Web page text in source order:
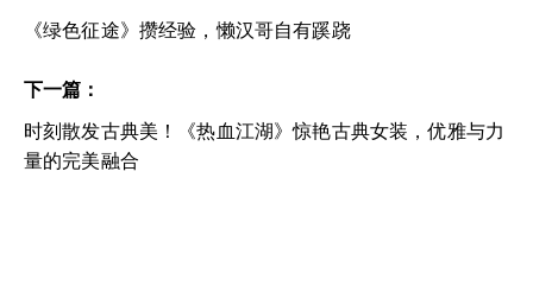
《绿色征途》攒经验，懒汉哥自有蹊跷
下一篇：
时刻散发古典美！《热血江湖》惊艳古典女装，优雅与力
量的完美融合